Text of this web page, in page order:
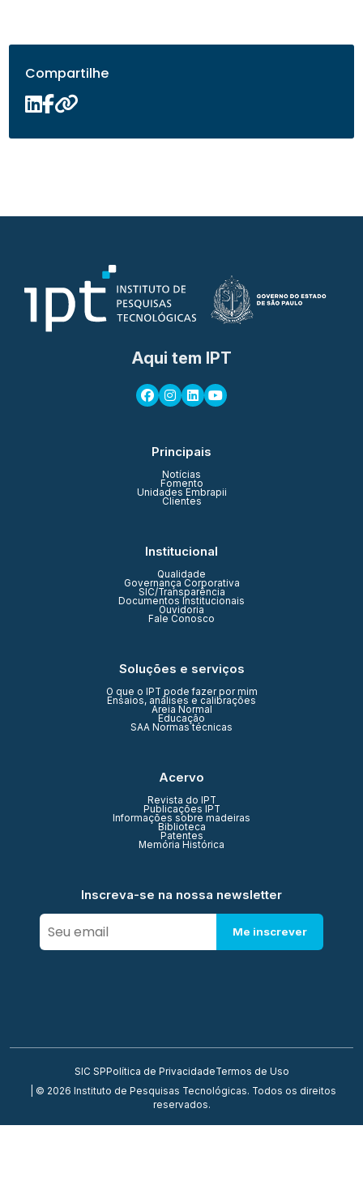
Compartilhe
Aqui tem IPT
Principais
Notícias
Fomento
Unidades Embrapii
Clientes
Institucional
Qualidade
Governança Corporativa
SIC/Transparência
Documentos Institucionais
Ouvidoria
Fale Conosco
Soluções e serviços
O que o IPT pode fazer por mim
Ensaios, análises e calibrações
Areia Normal
Educação
SAA Normas técnicas
Acervo
Revista do IPT
Publicações IPT
Informações sobre madeiras
Biblioteca
Patentes
Memória Histórica
Inscreva-se na nossa newsletter
Me inscrever
SIC SP Política de PrivacidadeTermos de Uso
| © 2026 Instituto de Pesquisas Tecnológicas. Todos os direitos
reservados.